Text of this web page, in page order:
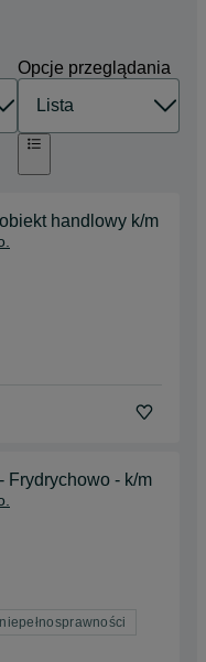
Opcje przeglądania
handlowy k/m
Frydrychowo - k/m